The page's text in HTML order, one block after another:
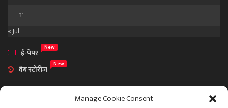
Manage Cookie Consent
31
« Jul
ई-पेपर
New
वेब स्टोरीज New